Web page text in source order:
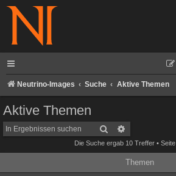
Neutrino-Images Suche Aktive Themen
Aktive Themen
Suche
Die Suche ergab 10 Treffer • Seite
Themen